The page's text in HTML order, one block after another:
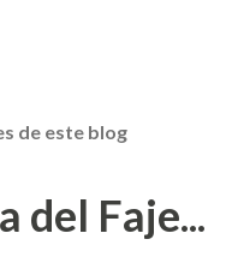
de este blog
del Faje...